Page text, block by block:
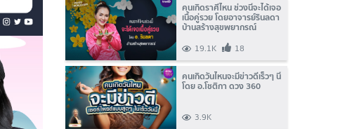
คนเกิดราศีไหน ช่วงนี้จะได้เจอ
เนื้อคู่รวย โดยอาจารย์รินลดา
บ้านสร้างสุขพยากรณ์
19.1K 18
คนเกิดวันไหนจะมีข่าวดีเร็วๆ นี้
โดย อ.โชติกา ดวง 360
3.9K